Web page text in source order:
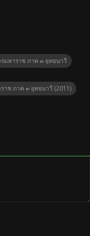
มหาราช ภาค ๓ ยุทธนาวี
าช ภาค ๓ ยุทธนาวี (2011)